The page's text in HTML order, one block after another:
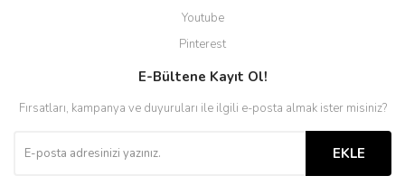
Youtube
Pinterest
E-Bültene Kayıt Ol!
Fırsatları, kampanya ve duyuruları ile ilgili e-posta almak ister misiniz?
EKLE